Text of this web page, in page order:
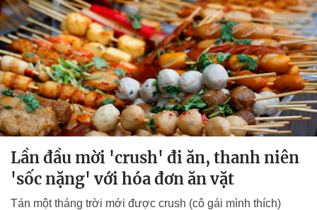
Lần đầu mời 'crush' đi ăn, thanh niên
'sốc nặng' với hóa đơn ăn vặt
Tán một tháng trời mới được crush (cô gái mình thích)